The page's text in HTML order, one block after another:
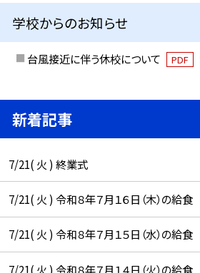
学校からのお知らせ
台風接近に伴う休校について PDF
新着記事
7/21( 火 ) 終業式
7/21( 火 ) 令和８年７月１６日（木）の給食
7/21( 火 ) 令和８年７月１５日（水）の給食
7/21( 火 ) 令和８年７月１４日（火）の給食